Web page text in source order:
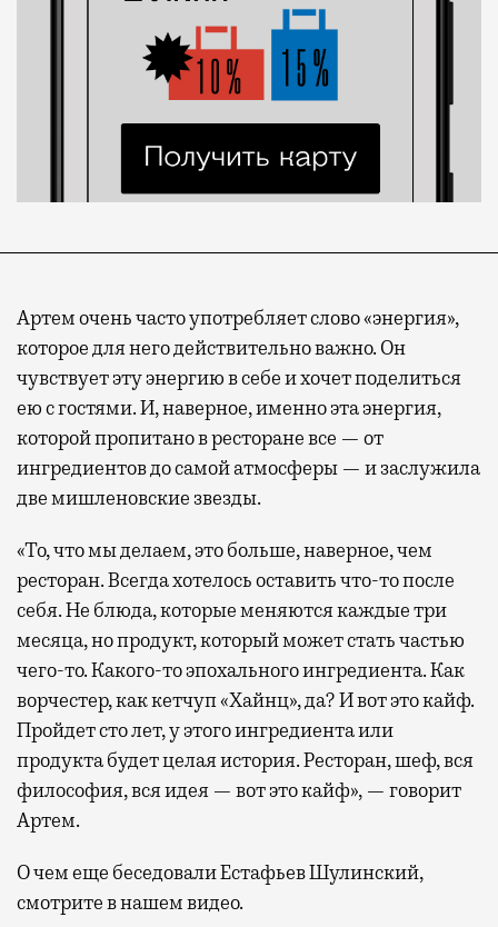
Артем очень часто употребляет слово «энергия»,
которое для него действительно важно. Он
чувствует эту энергию в себе и хочет поделиться
ею с гостями. И, наверное, именно эта энергия,
которой пропитано в ресторане все — от
ингредиентов до самой атмосферы — и заслужила
две мишленовские звезды.
«То, что мы делаем, это больше, наверное, чем
ресторан. Всегда хотелось оставить что-то после
себя. Не блюда, которые меняются каждые три
месяца, но продукт, который может стать частью
чего-то. Какого-то эпохального ингредиента. Как
ворчестер, как кетчуп «Хайнц», да? И вот это кайф.
Пройдет сто лет, у этого ингредиента или
продукта будет целая история. Ресторан, шеф, вся
философия, вся идея — вот это кайф», — говорит
Артем.
О чем еще беседовали Естафьев Шулинский,
смотрите в нашем видео.